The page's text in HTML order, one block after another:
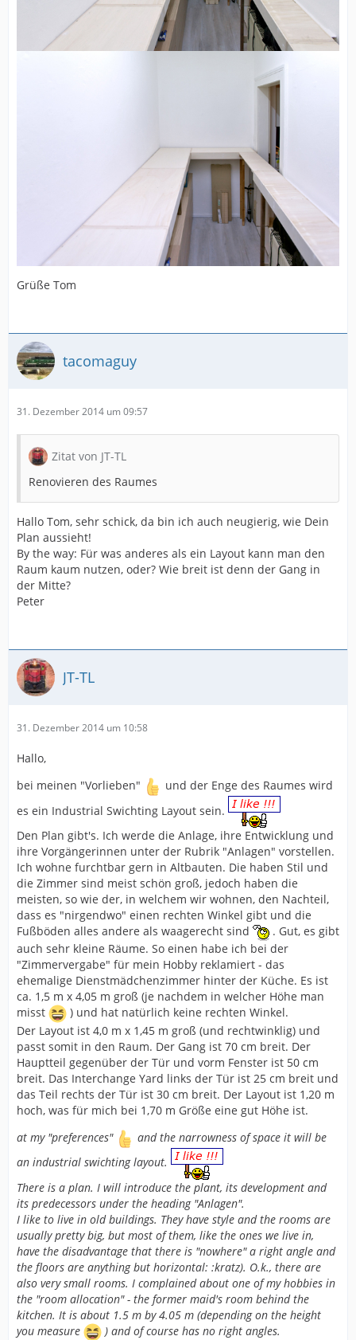
Grüße Tom
tacomaguy
31. Dezember 2014 um 09:57
Zitat von JT-TL
Renovieren des Raumes
Hallo Tom, sehr schick, da bin ich auch neugierig, wie Dein
Plan aussieht!
By the way: Für was anderes als ein Layout kann man den
Raum kaum nutzen, oder? Wie breit ist denn der Gang in
der Mitte?
Peter
JT-TL
31. Dezember 2014 um 10:58
Hallo,
bei meinen "Vorlieben"
und der Enge des Raumes wird
es ein Industrial Swichting Layout sein.
Den Plan gibt's. Ich werde die Anlage, ihre Entwicklung und
ihre Vorgängerinnen unter der Rubrik "Anlagen" vorstellen.
Ich wohne furchtbar gern in Altbauten. Die haben Stil und
die Zimmer sind meist schön groß, jedoch haben die
meisten, so wie der, in welchem wir wohnen, den Nachteil,
dass es "nirgendwo" einen rechten Winkel gibt und die
Fußböden alles andere als waagerecht sind
. Gut, es gibt
auch sehr kleine Räume. So einen habe ich bei der
"Zimmervergabe" für mein Hobby reklamiert - das
ehemalige Dienstmädchenzimmer hinter der Küche. Es ist
ca. 1,5 m x 4,05 m groß (je nachdem in welcher Höhe man
misst
) und hat natürlich keine rechten Winkel.
Der Layout ist 4,0 m x 1,45 m groß (und rechtwinklig) und
passt somit in den Raum. Der Gang ist 70 cm breit. Der
Hauptteil gegenüber der Tür und vorm Fenster ist 50 cm
breit. Das Interchange Yard links der Tür ist 25 cm breit und
das Teil rechts der Tür ist 30 cm breit. Der Layout ist 1,20 m
hoch, was für mich bei 1,70 m Größe eine gut Höhe ist.
at my "preferences"
and the narrowness of space it will be
an industrial swichting layout.
There is a plan. I will introduce the plant, its development and
its predecessors under the heading "Anlagen".
I like to live in old buildings. They have style and the rooms are
usually pretty big, but most of them, like the ones we live in,
have the disadvantage that there is "nowhere" a right angle and
the floors are anything but horizontal: :kratz). O.k., there are
also very small rooms. I complained about one of my hobbies in
the "room allocation" - the former maid's room behind the
kitchen. It is about 1.5 m by 4.05 m (depending on the height
you measure
) and of course has no right angles.